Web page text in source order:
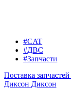
#CAT
#ДВС
#Запчасти
Поставка запчастей
Диксон Диксон